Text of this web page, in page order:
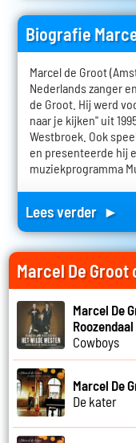
Biografie
Marcel de Groot
Nederlands zanger
de Groot. Hij werd
naar je kijken" uit
Westbroek. Ook
en presenteerde hij
muziekprogramma
Lees verder ►
Marcel De
Marcel De
Roozendaal
Cowboys
Marcel De
De kater